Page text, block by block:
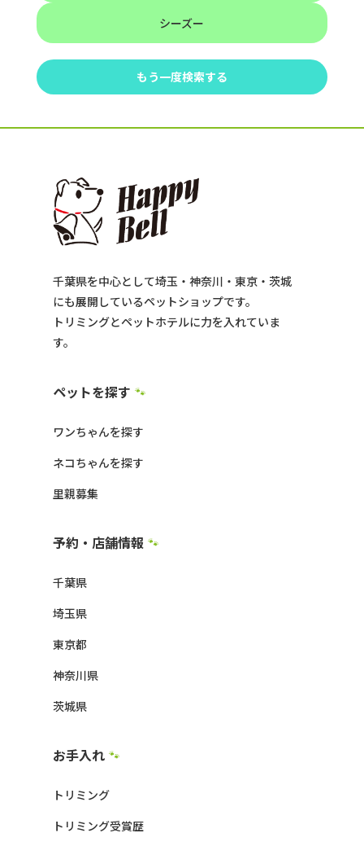
シーズー
もう一度検索する
千葉県を中心として埼玉・神奈川・東京・茨城
にも展開しているペットショップです。
トリミングとペットホテルに力を入れていま
す。
ペットを探す 🐾
ワンちゃんを探す
ネコちゃんを探す
里親募集
予約・店舗情報 🐾
千葉県
埼玉県
東京都
神奈川県
茨城県
お手入れ 🐾
トリミング
トリミング受賞歴